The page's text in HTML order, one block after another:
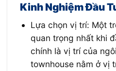
Kinh Nghiệm Đầu
Lựa chọn vị trí: Một
quan trọng nhất khi
chính là vị trí của
townhouse nằm ở vị